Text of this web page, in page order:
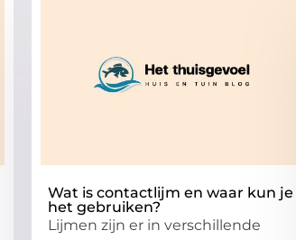
Wat is contactlijm en waar kun je
het gebruiken?
Lijmen zijn er in verschillende